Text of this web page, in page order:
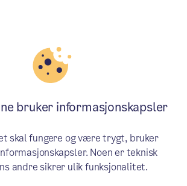
bruker informasjonskapsler
skal fungere og være trygt, bruker
Noen er teknisk
andre sikrer ulik funksjonalitet.